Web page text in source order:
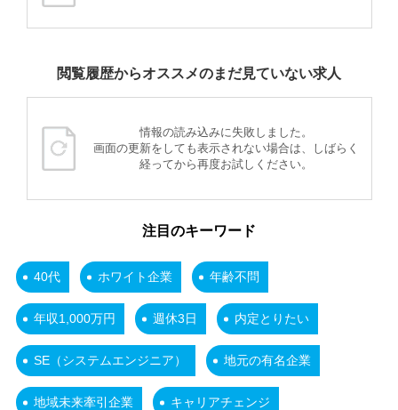
閲覧履歴からオススメのまだ見ていない求人
情報の読み込みに失敗しました。
画面の更新をしても表示されない場合は、しばらく
経ってから再度お試しください。
注目のキーワード
40代 ホワイト企業 年齢不問
年収1,000万円 週休3日 内定とりたい
SE（システムエンジニア） 地元の有名企業
地域未来牽引企業 キャリアチェンジ